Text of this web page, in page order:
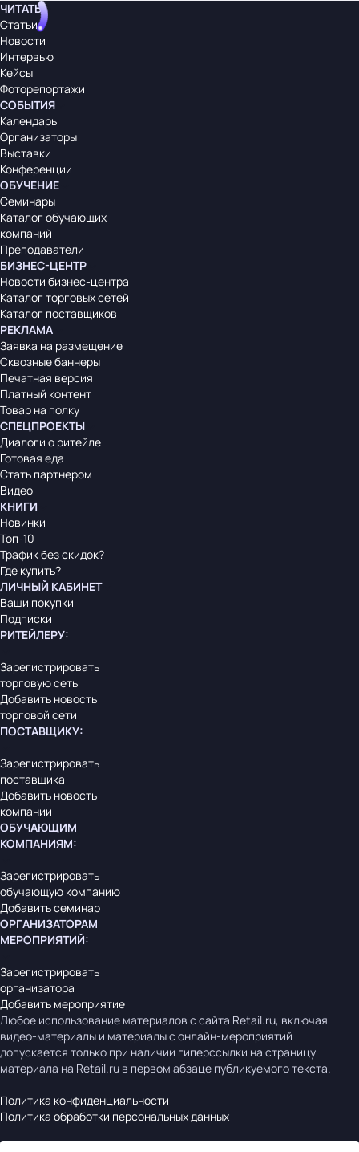
ЧИТАТЬ
Статьи
Новости
Интервью
Кейсы
Фоторепортажи
СОБЫТИЯ
Календарь
Организаторы
Выставки
Конференции
ОБУЧЕНИЕ
Семинары
Каталог обучающих
компаний
Преподаватели
БИЗНЕС-ЦЕНТР
Новости бизнес-центра
Каталог торговых сетей
Каталог поставщиков
РЕКЛАМА
Заявка на размещение
Сквозные баннеры
Печатная версия
Платный контент
Товар на полку
СПЕЦПРОЕКТЫ
Диалоги о ритейле
Готовая еда
Стать партнером
Видео
КНИГИ
Новинки
Топ-10
Трафик без скидок?
Где купить?
ЛИЧНЫЙ КАБИНЕТ
Ваши покупки
Подписки
РИТЕЙЛЕРУ:
Зарегистрировать
торговую сеть
Добавить новость
торговой сети
ПОСТАВЩИКУ:
Зарегистрировать
поставщика
Добавить новость
компании
ОБУЧАЮЩИМ
КОМПАНИЯМ:
Зарегистрировать
обучающую компанию
Добавить семинар
ОРГАНИЗАТОРАМ
МЕРОПРИЯТИЙ:
Зарегистрировать
организатора
Добавить мероприятие
Любое использование материалов с сайта Retail.ru, включая
видео-материалы и материалы с онлайн-мероприятий
допускается только при наличии гиперссылки на страницу
материала на Retail.ru в первом абзаце публикуемого текста.
Политика конфиденциальности
Политика обработки персональных данных